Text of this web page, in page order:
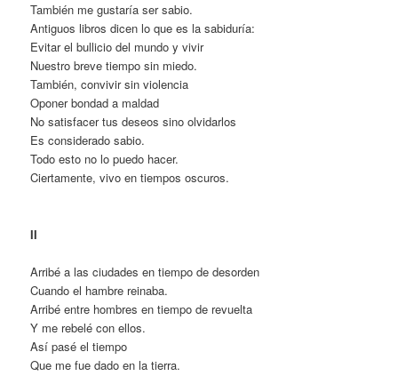
También me gustaría ser sabio.
Antiguos libros dicen lo que es la sabiduría:
Evitar el bullicio del mundo y vivir
Nuestro breve tiempo sin miedo.
También, convivir sin violencia
Oponer bondad a maldad
No satisfacer tus deseos sino olvidarlos
Es considerado sabio.
Todo esto no lo puedo hacer.
Ciertamente, vivo en tiempos oscuros.
II
Arribé a las ciudades en tiempo de desorden
Cuando el hambre reinaba.
Arribé entre hombres en tiempo de revuelta
Y me rebelé con ellos.
Así pasé el tiempo
Que me fue dado en la tierra.